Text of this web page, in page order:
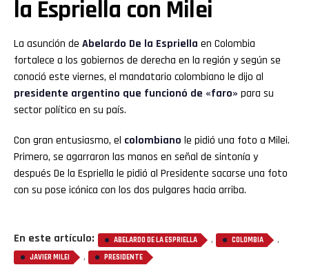
la Espriella con Milei
La asunción de Abelardo De la Espriella en Colombia
fortalece a los gobiernos de derecha en la región y según se
conoció este viernes, el mandatario colombiano le dijo al
presidente argentino que funcionó de «faro» para su
sector político en su país.
Con gran entusiasmo, el colombiano le pidió una foto a Milei.
Primero, se agarraron las manos en señal de sintonía y
después De la Espriella le pidió al Presidente sacarse una foto
con su pose icónica con los dos pulgares hacia arriba.
En este artículo: ABELARDO DE LA ESPRIELLA , COLOMBIA ,
JAVIER MILEI , PRESIDENTE